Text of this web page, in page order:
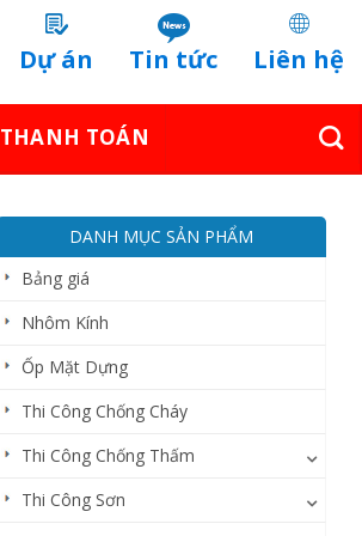
Dự án Tin tức Liên hệ
THANH TOÁN
DANH MỤC SẢN PHẨM
Bảng giá
Nhôm Kính
Ốp Mặt Dựng
Thi Công Chống Cháy
Thi Công Chống Thấm
Thi Công Sơn